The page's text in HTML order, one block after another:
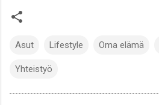
Asut Lifestyle Oma elämä
Yhteistyö